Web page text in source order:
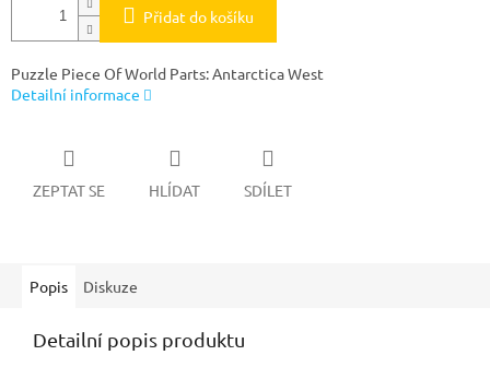
Přidat do košíku
Puzzle Piece Of World Parts: Antarctica West
Detailní informace
ZEPTAT SE HLÍDAT SDÍLET
Popis Diskuze
Detailní popis produktu